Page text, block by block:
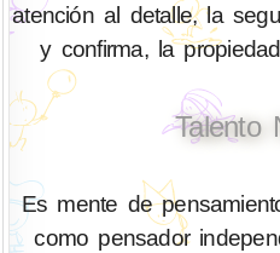
atención al detalle, la
y confirma, la
Talento
Es mente de
como pensador